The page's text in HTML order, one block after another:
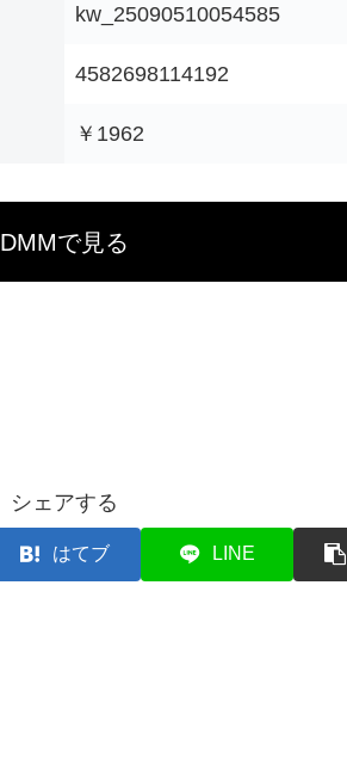
kw_25090510054585
4582698114192
￥1962
DMMで見る
シェアする
はてブ LINE